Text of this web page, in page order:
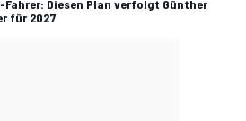
Fahrer: Diesen Plan verfolgt Günther
für 2027